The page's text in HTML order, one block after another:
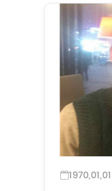
1970,01,01